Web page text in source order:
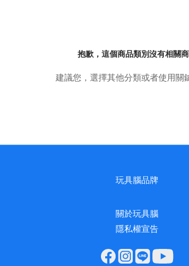
抱歉，這個商品類別沒有相關
建議您，選擇其他分類或者使用關
玩具腦品牌
關於玩具腦
隱私權宣告